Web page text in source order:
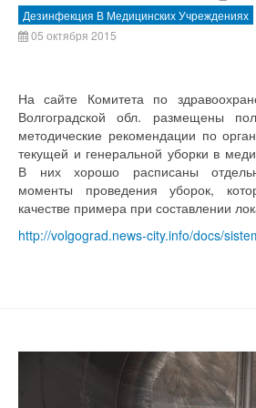
Дезинфекция В Медицинских Учреждениях
05 октября 2015
На сайте Комитета по
Волгоградской обл. размещены
методические рекомендации по
текущей и генеральной уборки в
В них хорошо расписаны
моменты проведения уборок,
качестве примера при составлении
http://volgograd.news-city.info/docs/